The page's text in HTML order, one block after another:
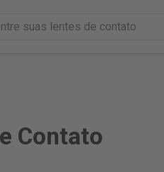
Contato